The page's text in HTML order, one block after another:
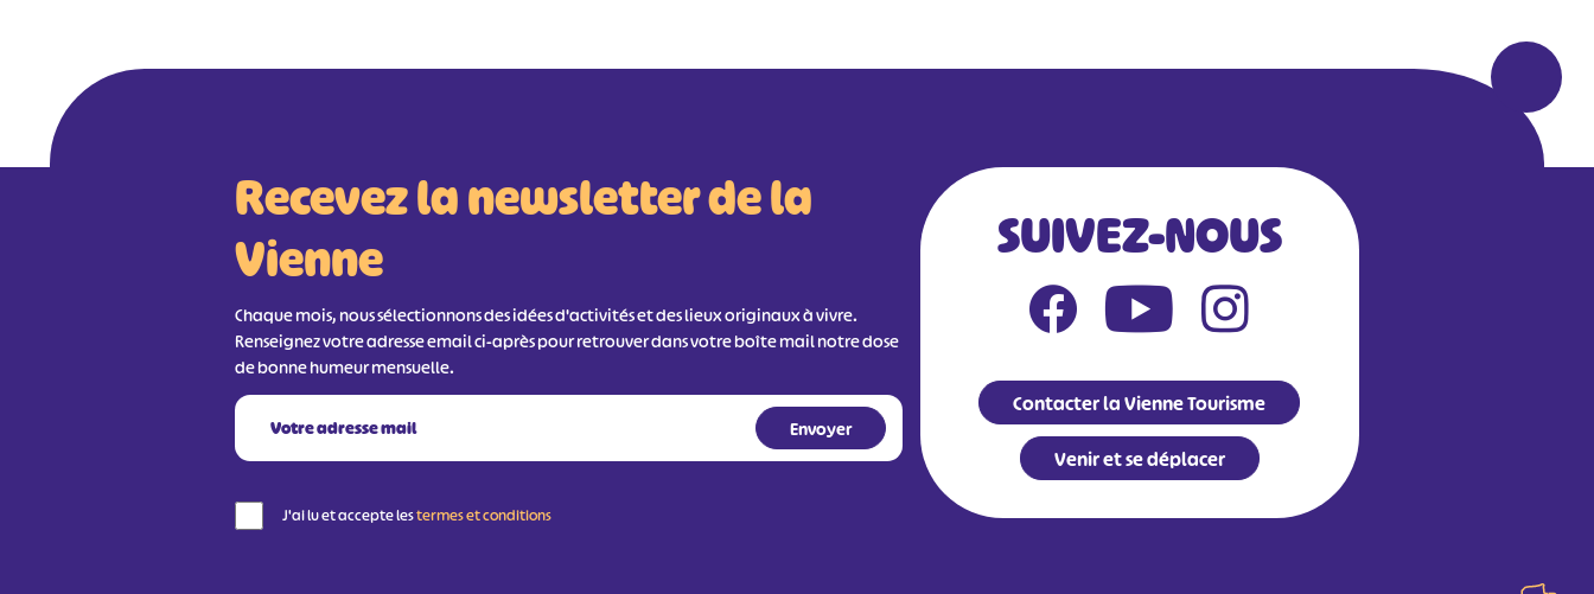
Recevez la newsletter de la
Vienne
Chaque mois, nous sélectionnons des idées d'activités et des lieux originaux à vivre.
Renseignez votre adresse email ci-après pour retrouver dans votre boîte mail notre dose
de bonne humeur mensuelle.
J'ai lu et accepte lestermes et conditions
SUIVEZ-NOUS
Contacter la Vienne Tourisme
Venir et se déplacer